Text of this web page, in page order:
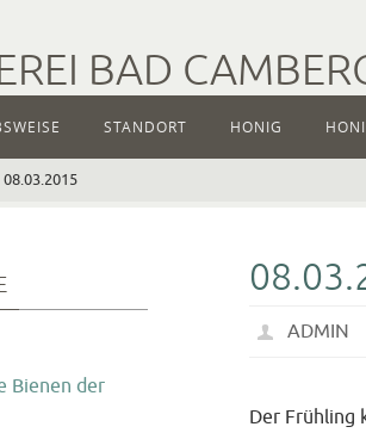
BAD
STANDORT HONIG
08.03.2015
ADMIN
Der Frühling
Bienen der